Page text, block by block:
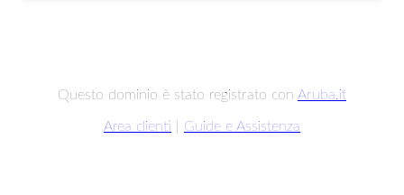
Questo dominio è stato registrato con Aruba.it
Area clienti Guide e Assistenza